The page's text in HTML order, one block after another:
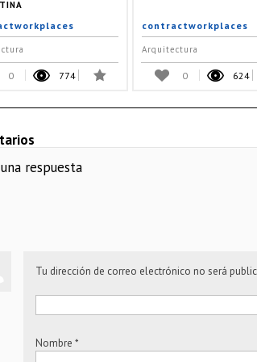
0 774
contractworkplaces
Arquitectura
0 624
respuesta
Tu dirección de correo electrónico no será
Nombre *